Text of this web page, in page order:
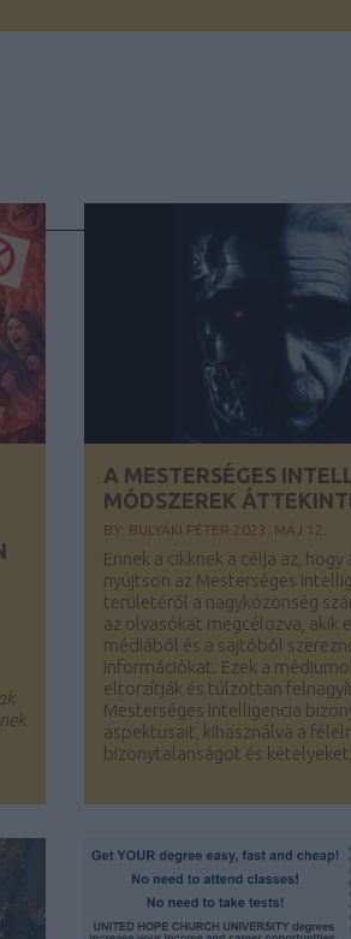
A MESTERSÉGES
MÓDSZEREK
BY: BULYÁKI PÉTER 2023. MÁJ 12.
Ennek a cikknek a célja az,
nyújtson az Mesterséges
területéről a nagyközönség
az olvasókat megcélozva, akik
médiából és a sajtóból
információkat. Ezek a
eltorzítják és túlzottan
Mesterséges Intelligencia
aspektusait, kihasználva a
bizonytalanságot és